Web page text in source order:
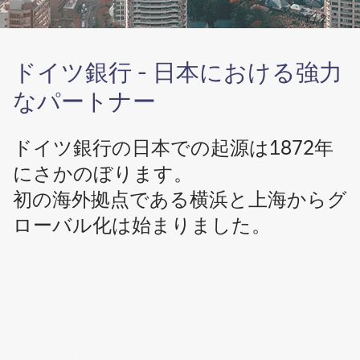
1 / 2
ドイツ銀行 - 日本における強力
なパートナー
ドイツ銀行の日本での起源は1872年
にさかのぼります。
初の海外拠点である横浜と上海からグ
ローバル化は始まりました。
1
9
ユ
ー
ロ
過
去
最
高
の
2
2
ユ
ー
ロ
過
去
最
高
の
ン
お
び
ス
テ
ァ
ン
・
フ
ー